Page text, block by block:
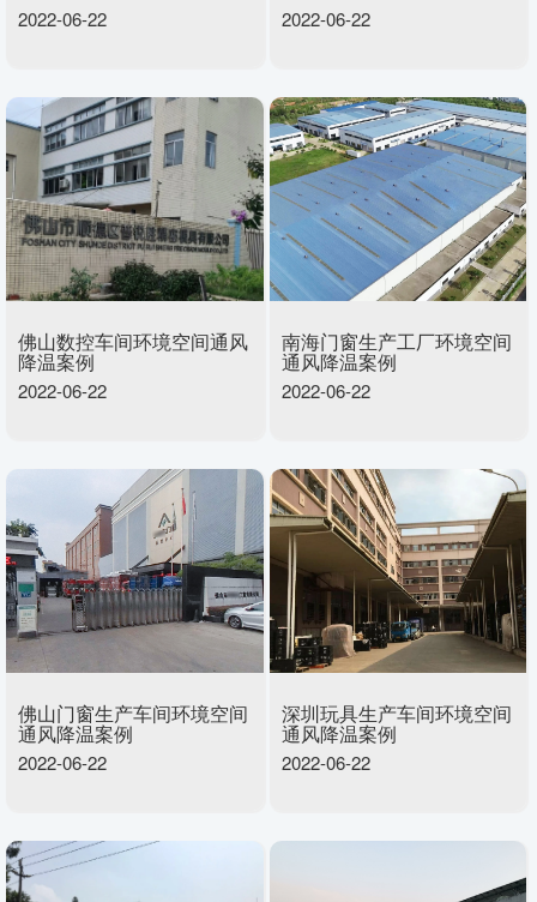
2022-06-22 2022-06-22
佛山数控车间环境空间通风
降温案例
2022-06-22
南海门窗生产工厂环境空间
通风降温案例
2022-06-22
佛山门窗生产车间环境空间
通风降温案例
2022-06-22
深圳玩具生产车间环境空间
通风降温案例
2022-06-22